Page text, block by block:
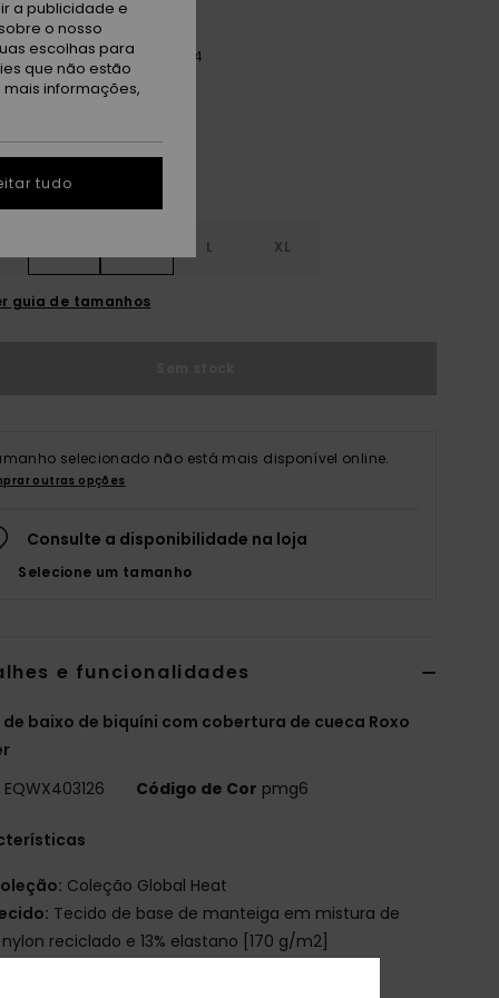
Peri Global Heat 64x64
L XL
guia de tamanhos
selecionado não está mais disponível online.
outras opções
Consulte a disponibilidade na loja
Selecione um tamanho
e funcionalidades
baixo de biquíni com cobertura de cueca Roxo
EQWX403126 Código de Cor pmg6
Coleção Global Heat
Tecido de base de manteiga em mistura de
nylon reciclado e 13% elastano [170 g/m2]
a publicidade e
o nosso
escolhas para
que não estão
informações,
tudo